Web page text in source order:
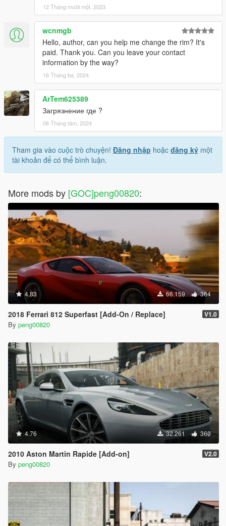
12 Tháng mười một, 2023
wcnmgb
Hello, author, can you help me change the rim? It's
paid. Thank you. Can you leave your contact
information by the way?
16 Tháng ba, 2024
ArTem625389
Загрязнение где ?
06 Tháng tám, 2024
Tham gia vào cuộc trò chuyện! Đăng nhập hoặc đăng ký một
tài khoản để có thể bình luận.
More mods by [GOC]peng00820:
4.83 66.159 364
2018 Ferrari 812 Superfast [Add-On / Replace] V1.0
By peng00820
4.76 32.261 360
2010 Aston Martin Rapide [Add-on] V2.0
By peng00820